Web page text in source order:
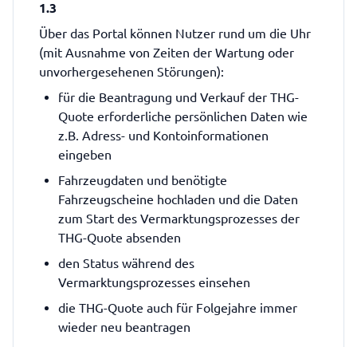
1.3
Über das Portal können Nutzer rund um die Uhr
(mit Ausnahme von Zeiten der Wartung oder
unvorhergesehenen Störungen):
für die Beantragung und Verkauf der THG-
Quote erforderliche persönlichen Daten wie
z.B. Adress- und Kontoinformationen
eingeben
Fahrzeugdaten und benötigte
Fahrzeugscheine hochladen und die Daten
zum Start des Vermarktungsprozesses der
THG-Quote absenden
den Status während des
Vermarktungsprozesses einsehen
die THG-Quote auch für Folgejahre immer
wieder neu beantragen